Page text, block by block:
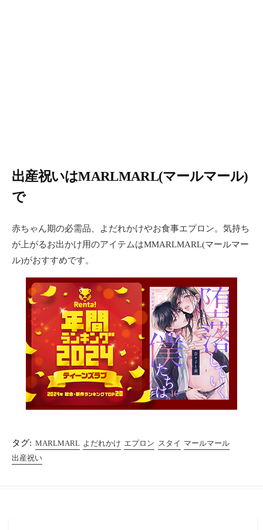
出産祝いはMARLMARL(マールマール)
で
赤ちゃん期の必需品、よだれかけやお食事エプロン。気持ち
が上がるお出かけ用のアイテムはMMARLMARL(マールマー
ル)がおすすめです。
タグ: MARLMARL よだれかけ エプロン スタイ マールマール
出産祝い